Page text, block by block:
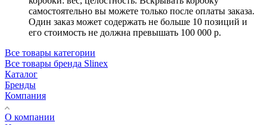
самостоятельно вы можете только после оплаты заказа.
Один заказ может содержать не больше 10 позиций и
его стоимость не должна превышать 100 000 р.
Все товары категории
Все товары бренда Slinex
Каталог
Бренды
Компания
О компании